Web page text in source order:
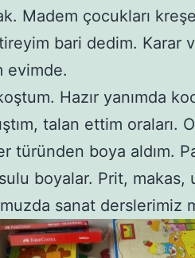
Madem çocukları
bari dedim. Karar
evimde.
Hazır yanımda
talan ettim oraları.
türünden boya aldım.
boyalar. Prit, makas,
sanat derslerimiz